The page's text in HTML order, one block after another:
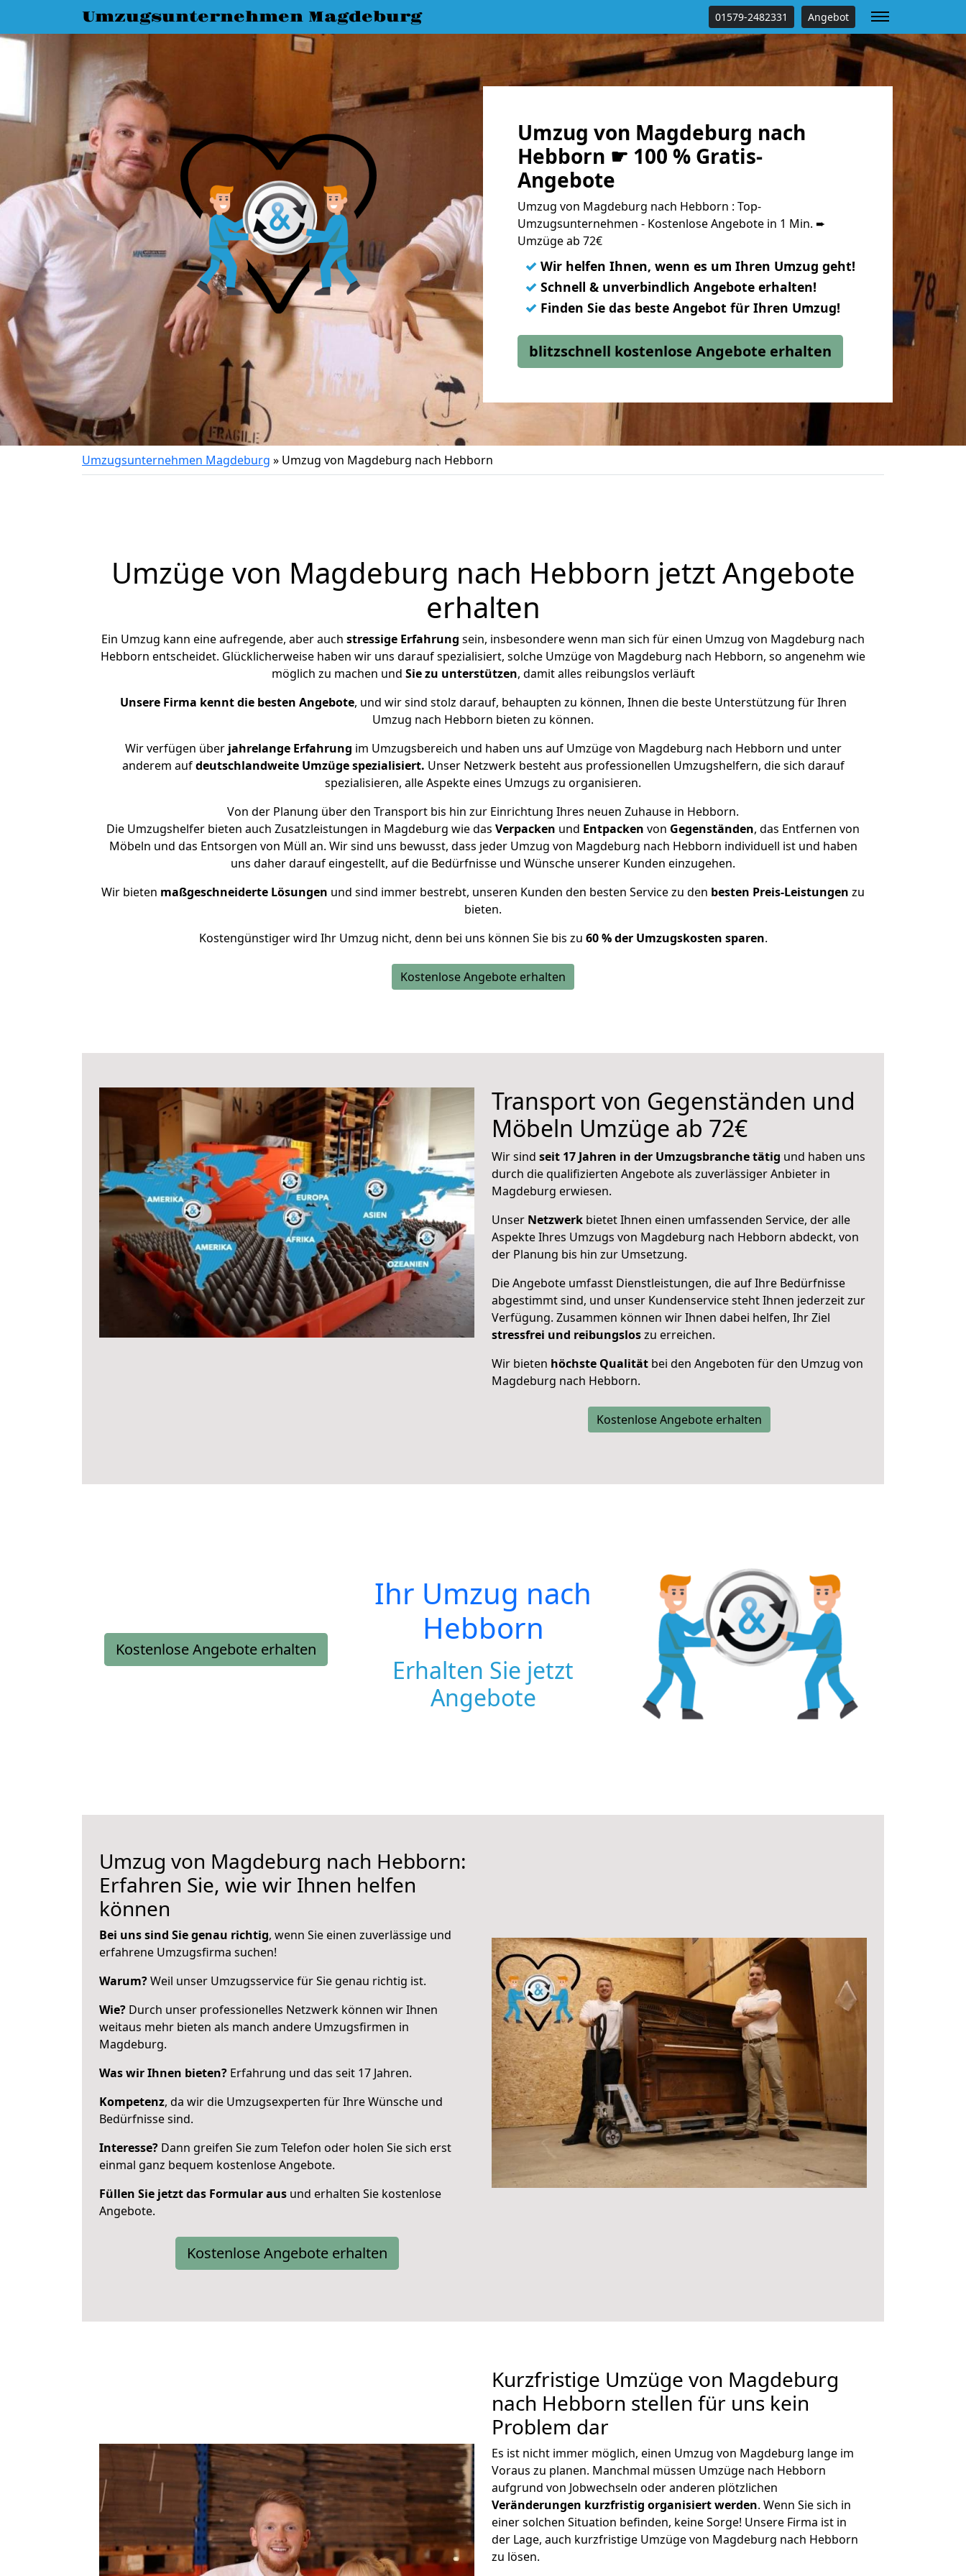
Umzugsunternehmen Magdeburg 01579-2482331 Angebot
Umzug von Magdeburg nach
Hebborn ☛ 100 % Gratis-
Angebote
Umzug von Magdeburg nach Hebborn : Top-
Umzugsunternehmen - Kostenlose Angebote in 1 Min. ➨
Umzüge ab 72€
✓ Wir helfen Ihnen, wenn es um Ihren Umzug geht!
✓ Schnell & unverbindlich Angebote erhalten!
✓ Finden Sie das beste Angebot für Ihren Umzug!
blitzschnell kostenlose Angebote erhalten
Umzugsunternehmen Magdeburg » Umzug von Magdeburg nach Hebborn
Umzüge von Magdeburg nach Hebborn jetzt Angebote
erhalten
Ein Umzug kann eine aufregende, aber auch stressige Erfahrung sein, insbesondere wenn man sich für einen Umzug von Magdeburg nach
Hebborn entscheidet. Glücklicherweise haben wir uns darauf spezialisiert, solche Umzüge von Magdeburg nach Hebborn, so angenehm wie
möglich zu machen und Sie zu unterstützen, damit alles reibungslos verläuft
Unsere Firma kennt die besten Angebote, und wir sind stolz darauf, behaupten zu können, Ihnen die beste Unterstützung für Ihren
Umzug nach Hebborn bieten zu können.
Wir verfügen überjahrelange Erfahrung im Umzugsbereich und haben uns auf Umzüge von Magdeburg nach Hebborn und unter
anderem aufdeutschlandweite Umzüge spezialisiert. Unser Netzwerk besteht aus professionellen Umzugshelfern, die sich darauf
spezialisieren, alle Aspekte eines Umzugs zu organisieren.
Von der Planung über den Transport bis hin zur Einrichtung Ihres neuen Zuhause in Hebborn.
Die Umzugshelfer bieten auch Zusatzleistungen in Magdeburg wie das Verpacken und Entpacken von Gegenständen, das Entfernen von
Möbeln und das Entsorgen von Müll an. Wir sind uns bewusst, dass jeder Umzug von Magdeburg nach Hebborn individuell ist und haben
uns daher darauf eingestellt, auf die Bedürfnisse und Wünsche unserer Kunden einzugehen.
Wir bieten maßgeschneiderte Lösungen und sind immer bestrebt, unseren Kunden den besten Service zu den besten Preis-Leistungen zu
bieten.
Kostengünstiger wird Ihr Umzug nicht, denn bei uns können Sie bis zu 60 % der Umzugskosten sparen.
Kostenlose Angebote erhalten
Transport von Gegenständen und
Möbeln Umzüge ab 72€
Wir sind seit 17 Jahren in der Umzugsbranche tätig und haben uns
durch die qualifizierten Angebote als zuverlässiger Anbieter in
Magdeburg erwiesen.
Unser Netzwerk bietet Ihnen einen umfassenden Service, der alle
Aspekte Ihres Umzugs von Magdeburg nach Hebborn abdeckt, von
der Planung bis hin zur Umsetzung.
Die Angebote umfasst Dienstleistungen, die auf Ihre Bedürfnisse
abgestimmt sind, und unser Kundenservice steht Ihnen jederzeit zur
Verfügung. Zusammen können wir Ihnen dabei helfen, Ihr Ziel
stressfrei und reibungsloszu erreichen.
Wir bieten höchste Qualität bei den Angeboten für den Umzug von
Magdeburg nach Hebborn.
Kostenlose Angebote erhalten
Kostenlose Angebote erhalten
Ihr Umzug nach
Hebborn
Erhalten Sie jetzt
Angebote
Umzug von Magdeburg nach Hebborn:
Erfahren Sie, wie wir Ihnen helfen
können
Bei uns sind Sie genau richtig, wenn Sie einen zuverlässige und
erfahrene Umzugsfirma suchen!
Warum?Weil unser Umzugsservice für Sie genau richtig ist.
Wie? Durch unser professionelles Netzwerk können wir Ihnen
weitaus mehr bieten als manch andere Umzugsfirmen in
Magdeburg.
Was wir Ihnen bieten? Erfahrung und das seit 17 Jahren.
Kompetenz, da wir die Umzugsexperten für Ihre Wünsche und
Bedürfnisse sind.
Interesse? Dann greifen Sie zum Telefon oder holen Sie sich erst
einmal ganz bequem kostenlose Angebote.
Füllen Sie jetzt das Formular aus und erhalten Sie kostenlose
Angebote.
Kostenlose Angebote erhalten
Kurzfristige Umzüge von Magdeburg
nach Hebborn stellen für uns kein
Problem dar
Es ist nicht immer möglich, einen Umzug von Magdeburg lange im
Voraus zu planen. Manchmal müssen Umzüge nach Hebborn
aufgrund von Jobwechseln oder anderen plötzlichen
Veränderungen kurzfristig organisiert werden. Wenn Sie sich in
einer solchen Situation befinden, keine Sorge! Unsere Firma ist in
der Lage, auch kurzfristige Umzüge von Magdeburg nach Hebborn
zu lösen.